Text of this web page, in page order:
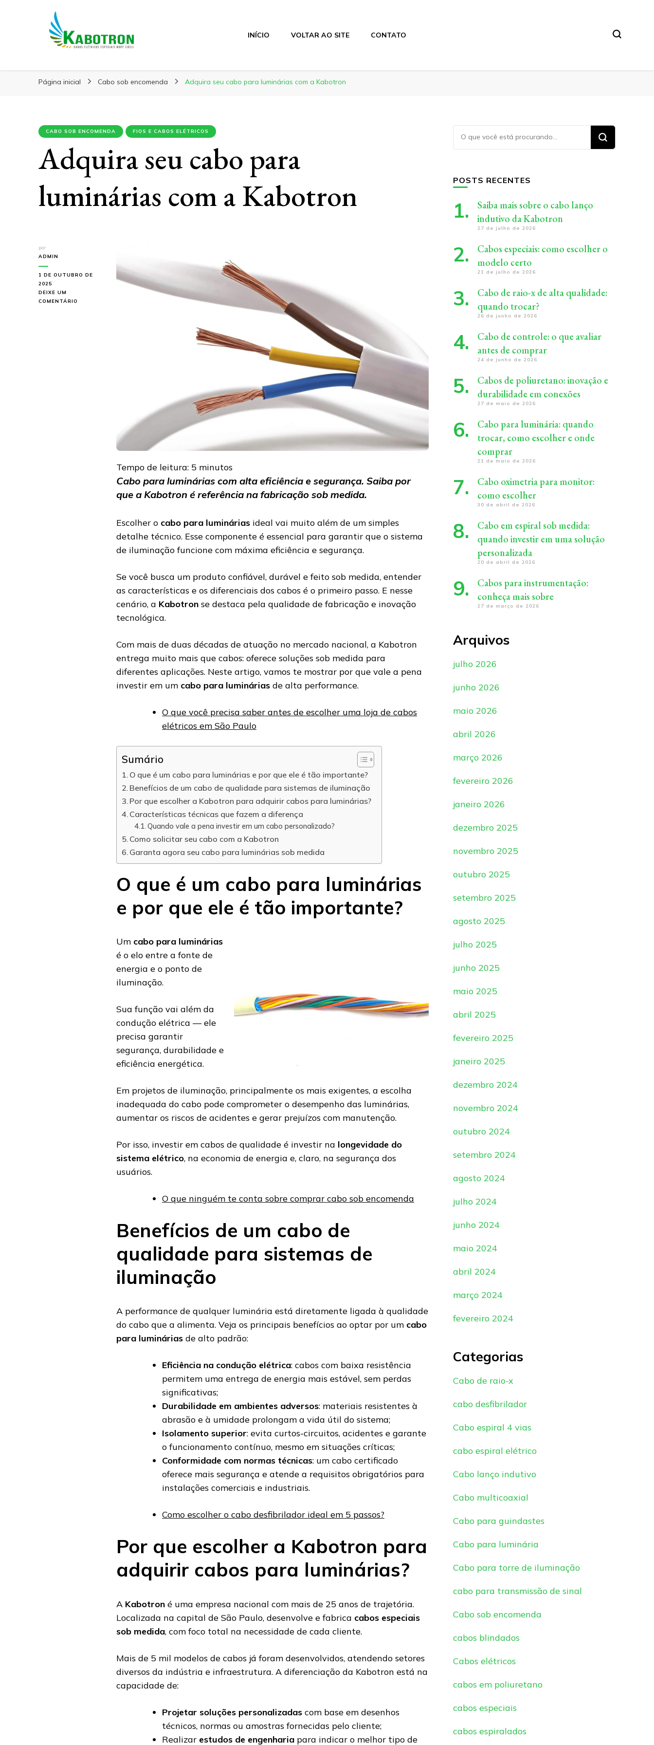
Kabotron
INÍCIO VOLTAR AO SITE CONTATO
Página inicial Cabo sob encomenda Adquira seu cabo para luminárias com a Kabotron
CABO SOB ENCOMENDA FIOS E CABOS ELÉTRICOS
Adquira seu cabo para
luminárias com a Kabotron
por
ADMIN
1 DE OUTUBRO DE
2025
DEIXE UM
COMENTÁRIO
Tempo de leitura: 5 minutos
Cabo para luminárias com alta eficiência e segurança. Saiba por
que a Kabotron é referência na fabricação sob medida.
Escolher o cabo para luminárias ideal vai muito além de um simples
detalhe técnico. Esse componente é essencial para garantir que o sistema
de iluminação funcione com máxima eficiência e segurança.
Se você busca um produto confiável, durável e feito sob medida, entender
as características e os diferenciais dos cabos é o primeiro passo. E nesse
cenário, a Kabotron se destaca pela qualidade de fabricação e inovação
tecnológica.
Com mais de duas décadas de atuação no mercado nacional, a Kabotron
entrega muito mais que cabos: oferece soluções sob medida para
diferentes aplicações. Neste artigo, vamos te mostrar por que vale a pena
investir em um cabo para luminárias de alta performance.
O que você precisa saber antes de escolher uma loja de cabos
elétricos em São Paulo
Sumário
O que é um cabo para luminárias e por que ele é tão importante?
Benefícios de um cabo de qualidade para sistemas de iluminação
Por que escolher a Kabotron para adquirir cabos para luminárias?
Características técnicas que fazem a diferença
Quando vale a pena investir em um cabo personalizado?
Como solicitar seu cabo com a Kabotron
Garanta agora seu cabo para luminárias sob medida
O que é um cabo para luminárias
e por que ele é tão importante?
Um cabo para luminárias
é o elo entre a fonte de
energia e o ponto de
iluminação.
Sua função vai além da
condução elétrica — ele
precisa garantir
segurança, durabilidade e
eficiência energética.
Em projetos de iluminação, principalmente os mais exigentes, a escolha
inadequada do cabo pode comprometer o desempenho das luminárias,
aumentar os riscos de acidentes e gerar prejuízos com manutenção.
Por isso, investir em cabos de qualidade é investir na longevidade do
sistema elétrico, na economia de energia e, claro, na segurança dos
usuários.
O que ninguém te conta sobre comprar cabo sob encomenda
Benefícios de um cabo de
qualidade para sistemas de
iluminação
A performance de qualquer luminária está diretamente ligada à qualidade
do cabo que a alimenta. Veja os principais benefícios ao optar por um cabo
para luminárias de alto padrão:
Eficiência na condução elétrica: cabos com baixa resistência
permitem uma entrega de energia mais estável, sem perdas
significativas;
Durabilidade em ambientes adversos: materiais resistentes à
abrasão e à umidade prolongam a vida útil do sistema;
Isolamento superior: evita curtos-circuitos, acidentes e garante
o funcionamento contínuo, mesmo em situações críticas;
Conformidade com normas técnicas: um cabo certificado
oferece mais segurança e atende a requisitos obrigatórios para
instalações comerciais e industriais.
Como escolher o cabo desfibrilador ideal em 5 passos?
Por que escolher a Kabotron para
adquirir cabos para luminárias?
A Kabotron é uma empresa nacional com mais de 25 anos de trajetória.
Localizada na capital de São Paulo, desenvolve e fabrica cabos especiais
sob medida, com foco total na necessidade de cada cliente.
Mais de 5 mil modelos de cabos já foram desenvolvidos, atendendo setores
diversos da indústria e infraestrutura. A diferenciação da Kabotron está na
capacidade de:
Projetar soluções personalizadas com base em desenhos
técnicos, normas ou amostras fornecidas pelo cliente;
Realizar estudos de engenharia para indicar o melhor tipo de
Procurando
algo?
POSTS RECENTES
Saiba mais sobre o cabo lanço
indutivo da Kabotron
27 de julho de 2026
Cabos especiais: como escolher o
modelo certo
21 de julho de 2026
Cabo de raio-x de alta qualidade:
quando trocar?
26 de junho de 2026
Cabo de controle: o que avaliar
antes de comprar
24 de junho de 2026
Cabos de poliuretano: inovação e
durabilidade em conexões
27 de maio de 2026
Cabo para luminária: quando
trocar, como escolher e onde
comprar
21 de maio de 2026
Cabo oximetria para monitor:
como escolher
30 de abril de 2026
Cabo em espiral sob medida:
quando investir em uma solução
personalizada
20 de abril de 2026
Cabos para instrumentação:
conheça mais sobre
27 de março de 2026
Arquivos
julho 2026
junho 2026
maio 2026
abril 2026
março 2026
fevereiro 2026
janeiro 2026
dezembro 2025
novembro 2025
outubro 2025
setembro 2025
agosto 2025
julho 2025
junho 2025
maio 2025
abril 2025
fevereiro 2025
janeiro 2025
dezembro 2024
novembro 2024
outubro 2024
setembro 2024
agosto 2024
julho 2024
junho 2024
maio 2024
abril 2024
março 2024
fevereiro 2024
Categorias
Cabo de raio-x
cabo desfibrilador
Cabo espiral 4 vias
cabo espiral elétrico
Cabo lanço indutivo
Cabo multicoaxial
Cabo para guindastes
Cabo para luminária
Cabo para torre de iluminação
cabo para transmissão de sinal
Cabo sob encomenda
cabos blindados
Cabos elétricos
cabos em poliuretano
cabos especiais
cabos espiralados